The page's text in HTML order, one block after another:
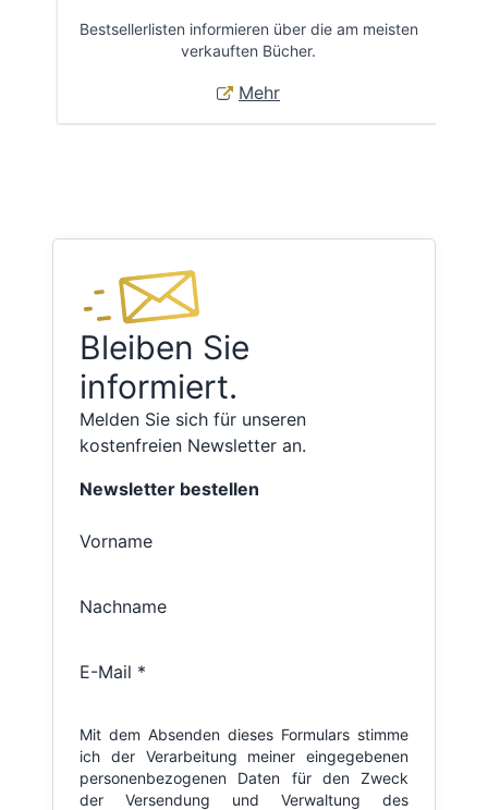
Bestsellerlisten informieren über die am meisten
verkauften Bücher.
Mehr
Bleiben Sie
informiert.
Melden Sie sich für unseren
kostenfreien Newsletter an.